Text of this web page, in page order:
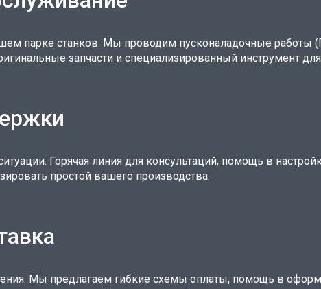
парке станков. Мы проводим пусконаладочные работы
запчасти и специализированный инструмент
Горячая линия для консультаций, помощь в
простой вашего производства.
Мы предлагаем гибкие схемы оплаты, помощь в